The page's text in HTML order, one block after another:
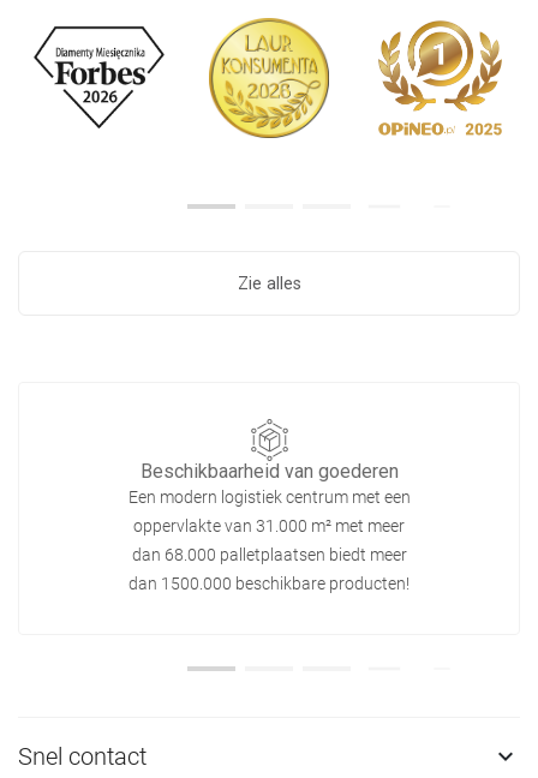
Zie alles
Beschikbaarheid van goederen
Een modern logistiek centrum met een
oppervlakte van 31.000 m² met meer
dan 68.000 palletplaatsen biedt meer
dan 1500.000 beschikbare producten!
Snel contact 